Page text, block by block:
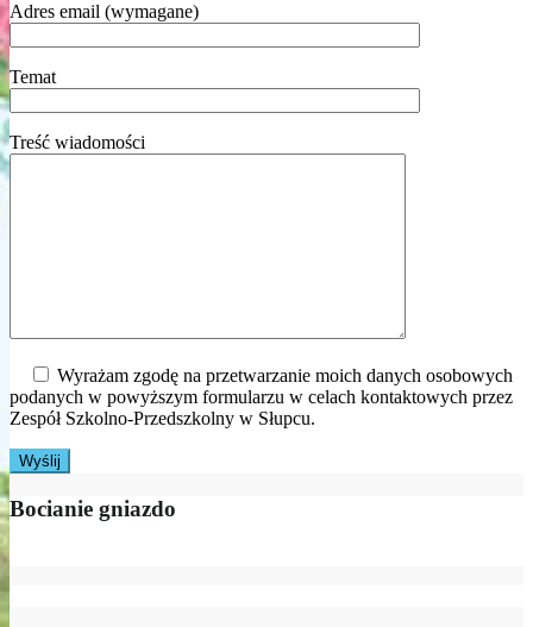
Adres email (wymagane)
Temat
Treść wiadomości
Wyrażam zgodę na przetwarzanie moich danych osobowych
podanych w powyższym formularzu w celach kontaktowych przez
Zespół Szkolno-Przedszkolny w Słupcu.
Bocianie gniazdo